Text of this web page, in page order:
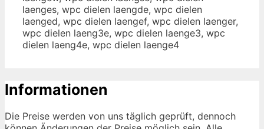
laenges, wpc dielen laengde, wpc dielen
laenged, wpc dielen laengef, wpc dielen laenger,
wpc dielen laeng3e, wpc dielen laenge3, wpc
dielen laeng4e, wpc dielen laenge4
Informationen
Die Preise werden von uns täglich geprüft, dennoch